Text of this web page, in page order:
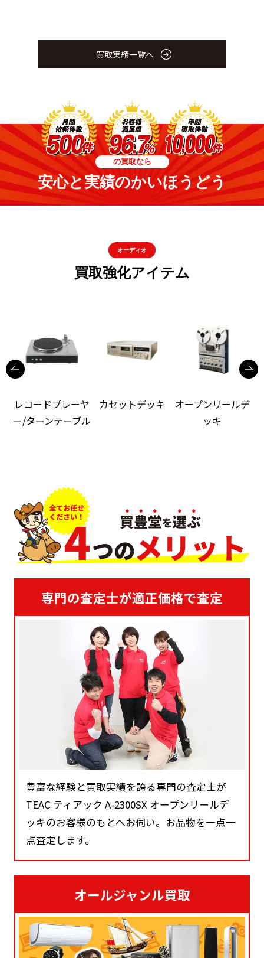
買取実績一覧へ
の買取なら
安心と実績のかいほうどう
オーディオ
買取強化アイテム
レコードプレーヤ
ー/ターンテーブル
カセットデッキ
オープンリールデ
ッキ
専門の査定士が適正価格で査定
豊富な経験と買取実績を誇る専門の査定士が
TEAC ティアック A-2300SX オープンリールデ
ッキのお客様のもとへお伺い。お品物を一点一
点査定します。
オールジャンル買取